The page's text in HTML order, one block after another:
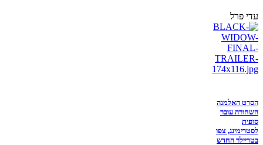
עדי פרל
הסרט האלמנה
השחורה עובר
סופית
לסטרימינג, צפו
בטריילר החדש